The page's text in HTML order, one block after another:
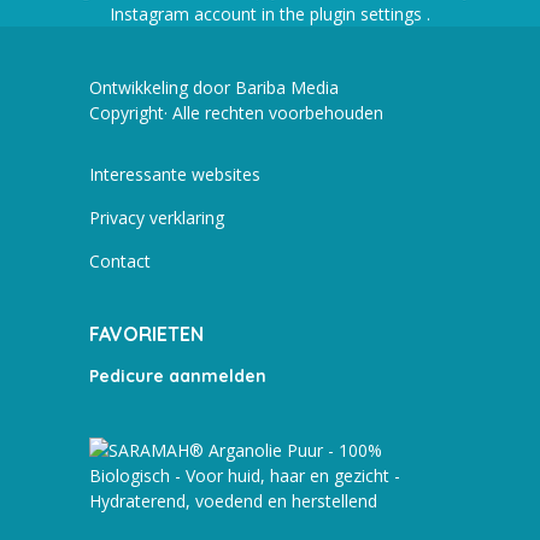
Instagram account in the plugin settings .
Ontwikkeling door Bariba Media
Copyright· Alle rechten voorbehouden
Interessante websites
Privacy verklaring
Contact
FAVORIETEN
Pedicure aanmelden